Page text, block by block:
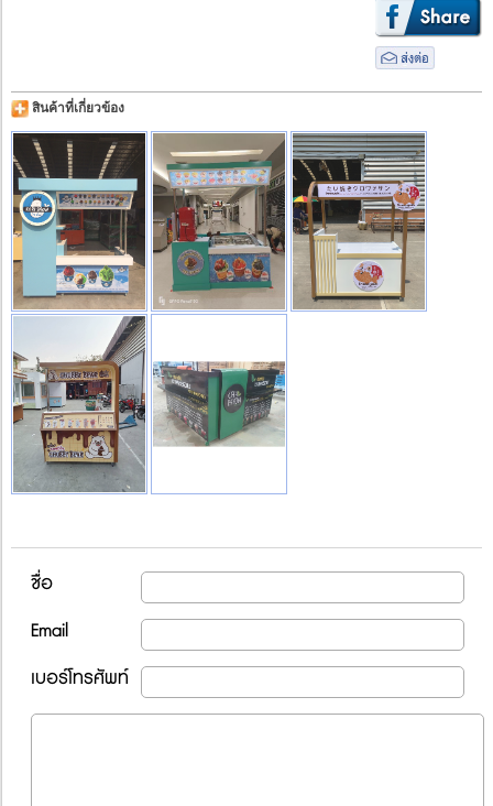
สินค้าที่เกี่ยวข้อง
ชื่อ
Email
เบอร์โทรศัพท์